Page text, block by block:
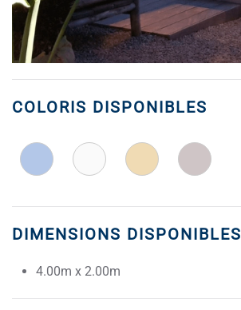
COLORIS DISPONIBLES
DIMENSIONS DISPONIBLES
4.00m x 2.00m